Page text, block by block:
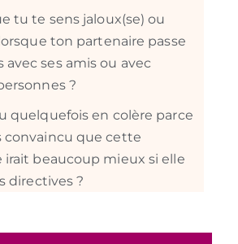
tu te sens jaloux(se) ou
ton partenaire passe
ses amis ou avec
?
quelquefois en colère parce
convaincu que cette
irait beaucoup mieux si elle
directives ?